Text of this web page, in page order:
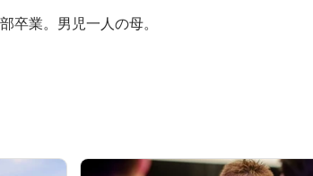
卒業。男児一人の母。